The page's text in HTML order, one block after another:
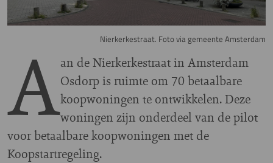
Nierkerkestraat. Foto via gemeente Amsterdam
Aan de Nierkerkestraat in Amsterdam
Osdorp is ruimte om 70 betaalbare
koopwoningen te ontwikkelen. Deze
woningen zijn onderdeel van de pilot
voor betaalbare koopwoningen met de
Koopstartregeling.